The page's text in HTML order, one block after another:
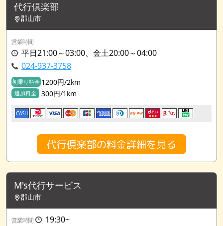
代行倶楽部
郡山市
営業時間
平日21:00～03:00、金土20:00～04:00
024-937-3758
初乗り料金 1200円/2km
追加料金 300円/1km
CASH
代行倶楽部の料金詳細を見る
M's代行サービス
郡山市
営業時間
19:30~